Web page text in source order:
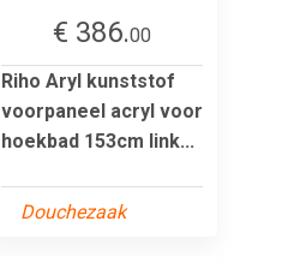
€ 386.00
Riho Aryl kunststof
voorpaneel acryl voor
hoekbad 153cm link...
Douchezaak